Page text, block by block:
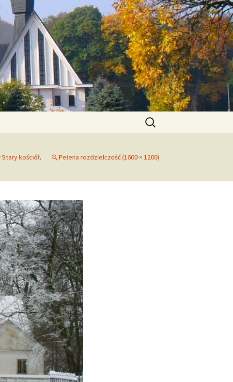
Szukaj:
Stary kościół. Pełena rozdzielczość (1600 × 1200)